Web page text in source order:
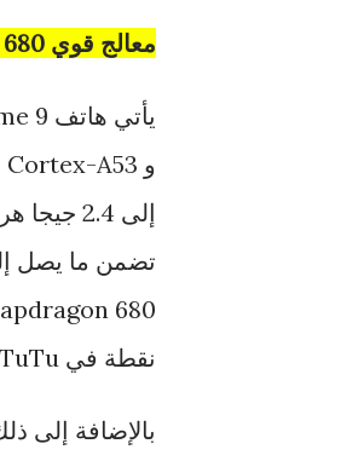
معالج قوي Qualcomm 4G Snapdragon 680:
نقطة في AnTuTu.